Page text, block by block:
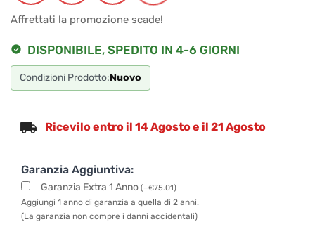
Affrettati la promozione scade!
DISPONIBILE, SPEDITO IN 4-6 GIORNI
Condizioni Prodotto:Nuovo
Ricevilo entro il 14 Agosto e il 21 Agosto
Garanzia Aggiuntiva:
Garanzia Extra 1 Anno (+€75.01)
Aggiungi 1 anno di garanzia a quella di 2 anni.
(La garanzia non compre i danni accidentali)